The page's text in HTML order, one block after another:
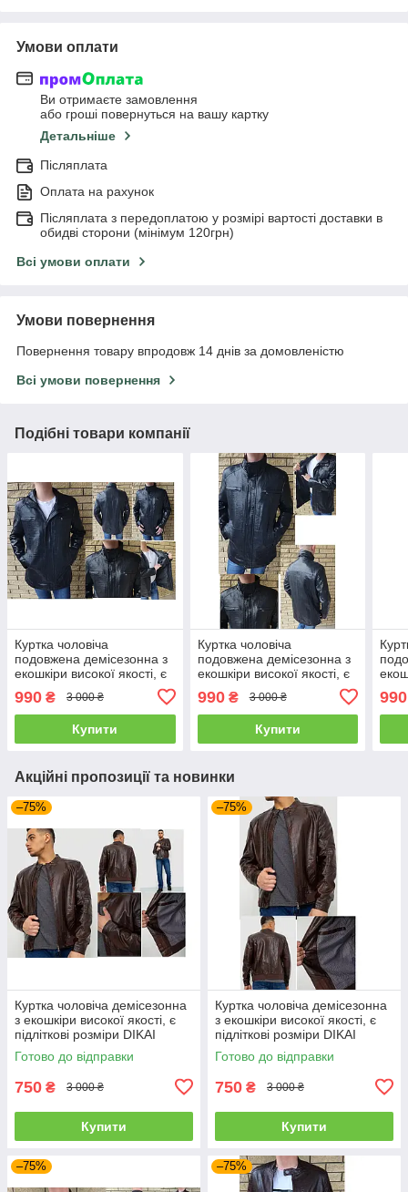
Умови оплати
Ви отримаєте замовлення
або гроші повернуться на вашу картку
Детальніше
Післяплата
Оплата на рахунок
Післяплата з передоплатою у розмірі вартості доставки в
обидві сторони (мінімум 120грн)
Всі умови оплати
Умови повернення
Повернення товару впродовж 14 днів за домовленістю
Всі умови повернення
Подібні товари компанії
Куртка чоловіча
подовжена демісезонна з
екошкіри високої якості, є
RHINOCEROS
990 ₴ 3 000 ₴
Купити
Куртка чоловіча
подовжена демісезонна з
екошкіри високої якості, є
RHINOCEROS
990₴ 3 000 ₴
Купити
990
Акційні пропозиції та новинки
–75%
Куртка чоловіча демісезонна
з екошкіри високої якості, є
підліткові розміри DIKAI
Готово до відправки
750 ₴ 3 000 ₴
Купити
–75%
Куртка чоловіча демісезонна
з екошкіри високої якості, є
підліткові розміри DIKAI
Готово до відправки
750 ₴ 3 000 ₴
Купити
–75% –75%